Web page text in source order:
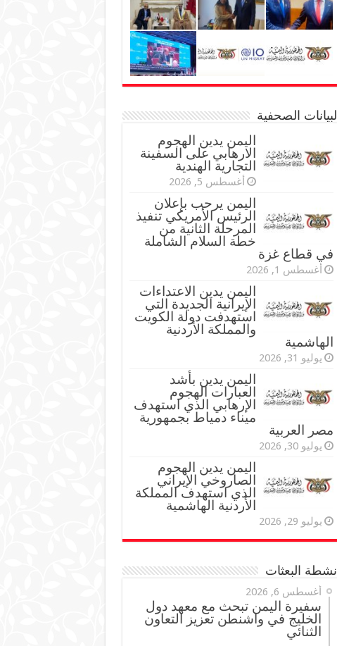
البيانات الصحفية
اليمن يدين الهجوم
الارهابي على السفينة
التجارية الهندية
أغسطس 5, 2026
اليمن يرحب بإعلان
الرئيس الأمريكي تنفيذ
المرحلة الثانية من
خطة السلام الشاملة
في قطاع غزة
أغسطس 1, 2026
اليمن يدين الاعتداءات
الإيرانية الجديدة التي
استهدفت دولة الكويت
والمملكة الأردنية
الهاشمية
يوليو 31, 2026
اليمن يدين بأشد
العبارات الهجوم
الإرهابي الذي استهدف
ميناء دمياط بجمهورية
مصر العربية
يوليو 30, 2026
اليمن يدين الهجوم
الصاروخي الإيراني
الذي استهدف المملكة
الأردنية الهاشمية
يوليو 29, 2026
أنشطة البعثات
أغسطس 6, 2026
سفيرة اليمن تبحث مع معهد دول
الخليج في واشنطن تعزيز التعاون
الثنائي